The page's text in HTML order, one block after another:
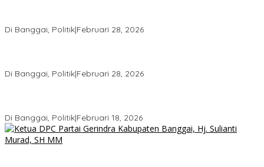
Di Banggai, Politik|Februari 28, 2026
Di Banggai, Politik|Februari 28, 2026
Di Banggai, Politik|Februari 18, 2026